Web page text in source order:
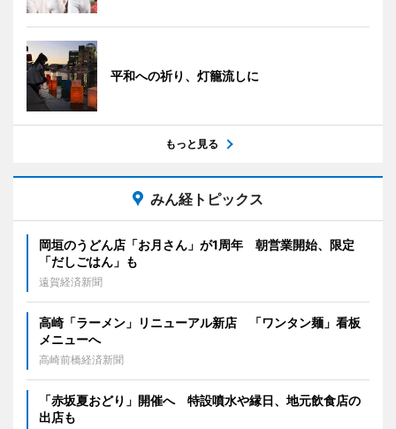
平和への祈り、灯籠流しに
もっと見る
みん経トピックス
岡垣のうどん店「お月さん」が1周年 朝営業開始、限定
「だしごはん」も
遠賀経済新聞
高崎「ラーメン」リニューアル新店 「ワンタン麺」看板
メニューへ
高崎前橋経済新聞
「赤坂夏おどり」開催へ 特設噴水や縁日、地元飲食店の
出店も